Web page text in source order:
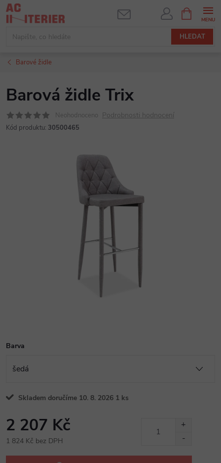
Přejít
na
HLEDAT
NÁKUPNÍ
KOŠÍK
Barové židle
Barová židle Trix
Neohodnoceno Podrobnosti hodnocení
Kód produktu: 30500465
Barva
Skladem doručíme 10. 8. 2026 1 ks
2 207 Kč
1 824 Kč bez DPH